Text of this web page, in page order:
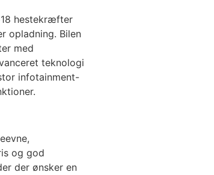
hestekræfter
opladning. Bilen
med
teknologi
infotainment-
og god
der ønsker en